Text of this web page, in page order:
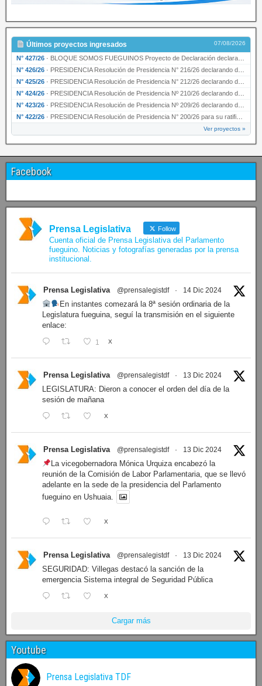
Últimos proyectos ingresados 07/08/2026
N° 427/26 · BLOQUE SOMOS FUEGUINOS Proyecto de Declaración declarando de interés provincial PRESIDENCI…
N° 426/26 · PRESIDENCIA Resolución de Presidencia N° 216/26 declarando de interés provincial la labor …
N° 425/26 · PRESIDENCIA Resolución de Presidencia N° 212/26 declarando de interés provincial el “50° A…
N° 424/26 · PRESIDENCIA Resolución de Presidencia Nº 210/26 declarando de interés provincial el proyec…
N° 423/26 · PRESIDENCIA Resolución de Presidencia Nº 209/26 declarando de interés provincial la presen…
N° 422/26 · PRESIDENCIA Resolución de Presidencia N° 200/26 para su ratificación.
Ver proyectos »
Facebook
Prensa Legislativa Follow
Cuenta oficial de Prensa Legislativa del Parlamento
fueguino. Noticias y fotografías generadas por la prensa
institucional.
Prensa Legislativa @prensalegistdf · 14 Dic 2024
En instantes comezará la 8ª sesión ordinaria de la
Legislatura fueguina, seguí la transmisión en el siguiente
enlace:
1 X
Prensa Legislativa @prensalegistdf · 13 Dic 2024
LEGISLATURA: Dieron a conocer el orden del día de la
sesión de mañana
X
Prensa Legislativa @prensalegistdf · 13 Dic 2024
La vicegobernadora Mónica Urquiza encabezó la
reunión de la Comisión de Labor Parlamentaria, que se llevó
adelante en la sede de la presidencia del Parlamento
fueguino en Ushuaia.
X
Prensa Legislativa @prensalegistdf · 13 Dic 2024
SEGURIDAD: Villegas destacó la sanción de la
emergencia Sistema integral de Seguridad Pública
X
Cargar más
Youtube
Prensa Legislativa TDF